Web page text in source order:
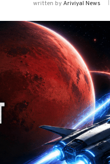
written byAriviyal News